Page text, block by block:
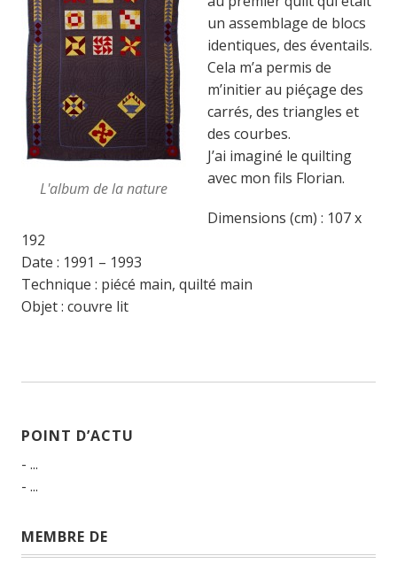
L'album de la nature
un assemblage de blocs
identiques, des éventails.
Cela m’a permis de
m’initier au piéçage des
carrés, des triangles et
des courbes.
J’ai imaginé le quilting
avec mon fils Florian.
Dimensions (cm) : 107 x
192
Date : 1991 – 1993
Technique : piécé main, quilté main
Objet : couvre lit
POINT D’ACTU
- ...
- ...
MEMBRE DE